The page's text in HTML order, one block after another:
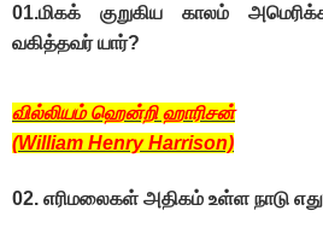
01.மிகக் குறுகிய காலம்
வகித்தவர் யார்?
வில்லியம் ஹென்றி ஹாரிசன்
(William Henry Harrison)
02. எரிமலைகள் அதிகம் உள்ள நாடு